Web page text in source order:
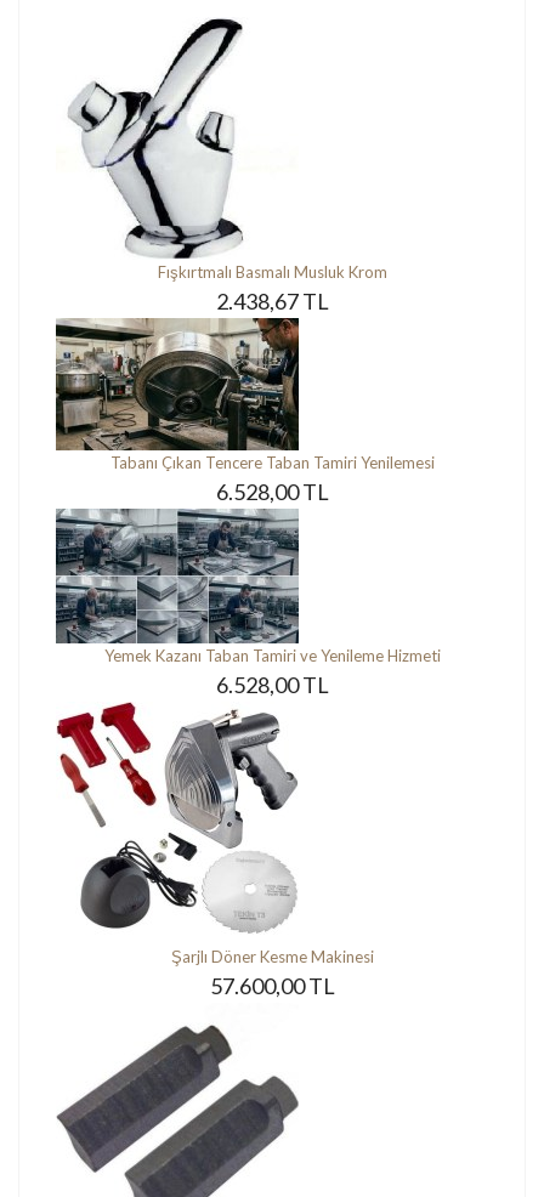
Fışkırtmalı Basmalı Musluk Krom
2.438,67 TL
Tabanı Çıkan Tencere Taban Tamiri Yenilemesi
6.528,00 TL
Yemek Kazanı Taban Tamiri ve Yenileme Hizmeti
6.528,00 TL
Şarjlı Döner Kesme Makinesi
57.600,00 TL